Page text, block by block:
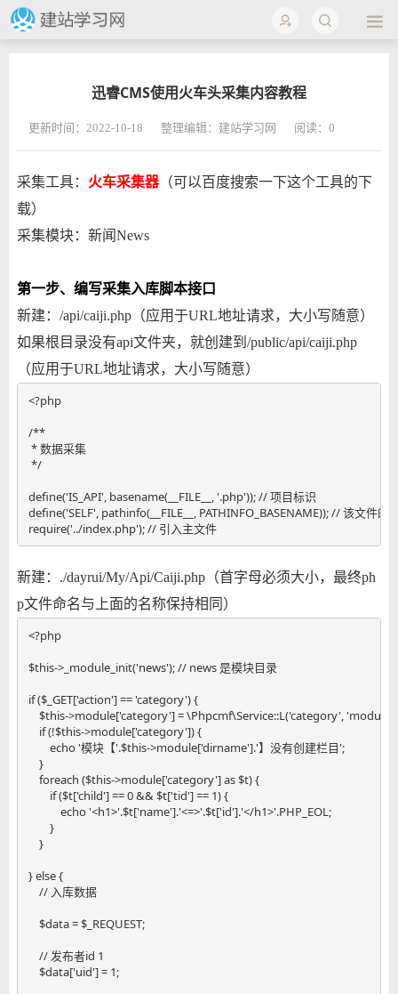
迅睿CMS使用火车头采集内容教程
更新时间：2022-10-18 整理编辑：建站学习网 阅读： 0
采集工具： 火车采集器（可以百度搜索一下这个工具的下
载）
采集模块：新闻News
第一步、编写采集入库脚本接口
新建：/api/caiji.php（应用于URL地址请求，大小写随意）
如果根目录没有api文件夹，就创建到/public/api/caiji.php
（应用于URL地址请求，大小写随意）
<?php
/**
* 数据采集
*/
define('IS_API', basename(__FILE__, '.php')); // 项目标识
define('SELF', pathinfo(__FILE__, PATHINFO_BASENAME)); // 该文件的
require('../index.php'); // 引入主文件
新建：./dayrui/My/Api/Caiji.php（首字母必须大小，最终ph
p文件命名与上面的名称保持相同）
<?php
$this->_module_init('news'); // news 是模块目录
if ($_GET['action'] == 'category') {
$this->module['category'] = \Phpcmf\Service::L('category',
if (!$this->module['category']) {
echo '模块【'.$this->module['dirname'].'】没有创建栏目';
}
foreach ($this->module['category'] as $t) {
if ($t['child'] == 0 && $t['tid'] == 1) {
echo '<h1>'.$t['name'].'<=>'.$t['id'].'</h1>'.PHP_EOL;
}
}
} else {
// 入库数据
$data = $_REQUEST;
// 发布者id 1
$data['uid'] = 1;